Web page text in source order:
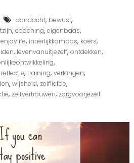
h
t
a
a
e
aandacht, bewust,
, coaching, eigenbaas,
enjoylife, innerlijkkompas, koers,
, levenvanuitjezelf, ontdekken,
,
reflectie, training, verlangen,
, wijsheid, zelfliefde,
, zelfvertrouwen, zorgvoorjezelf